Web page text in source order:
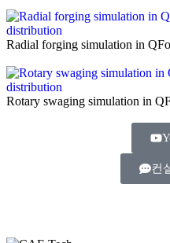
Radial forging simulation in
Rotary swaging simulation in
컨